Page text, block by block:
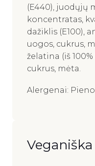
(E440), juodųjų
koncentratas,
dažiklis (E100),
uogos, cukrus,
želatina (iš
cukrus, mėta.
Alergenai:
Veganiška